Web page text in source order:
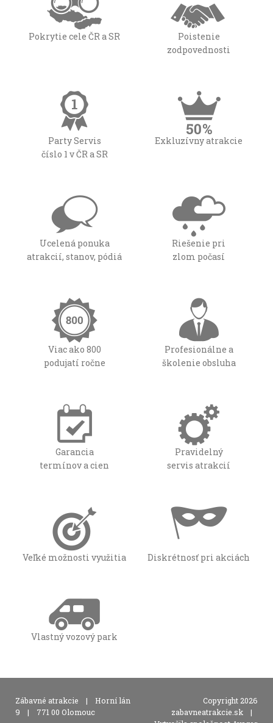
Pokrytie cele ČR a SR
Poistenie
zodpovednosti
Party Servis
číslo 1 v ČR a SR
Exkluzívny atrakcie
Ucelená ponuka
atrakcií, stanov, pódiá
Riešenie pri
zlom počasí
Viac ako 800
podujatí ročne
Profesionálne a
školenie obsluha
Garancia
termínov a cien
Pravidelný
servis atrakcií
Veľké možnosti využitia Diskrétnosť pri akciách
Vlastný vozový park
Zábavné atrakcie |
Horní lán
9
| 771 00 Olomouc
Copyright 2026
zabavneatrakcie.sk
|